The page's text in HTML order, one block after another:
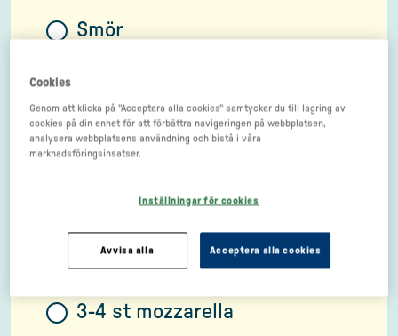
Smör
askar körsbärstomater
1 röd lök
3 msk olivolja
2 krukor basilika
3-4 st mozzarella
Cookies
Genom att klicka på "Acceptera alla cookies" samtycker du till lagring av
cookies på din enhet för att förbättra navigeringen på webbplatsen,
analysera webbplatsens användning och bistå i våra
marknadsföringsinsatser.
Inställningar för cookies
Avvisa alla Acceptera alla cookies